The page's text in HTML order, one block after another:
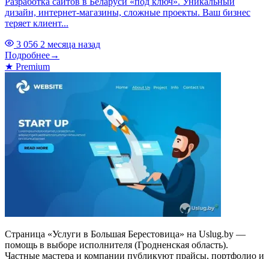
дизайн, интернет-магазины, сложные проекты. Ваш бизнес
теряет клиент...
3 056 2 месяца назад
Подробнее→
★ Premium
Страница «Услуги в Большая Берестовица» на Uslug.by —
помощь в выборе исполнителя (Гродненская область).
Частные мастера и компании публикуют прайсы, портфолио и